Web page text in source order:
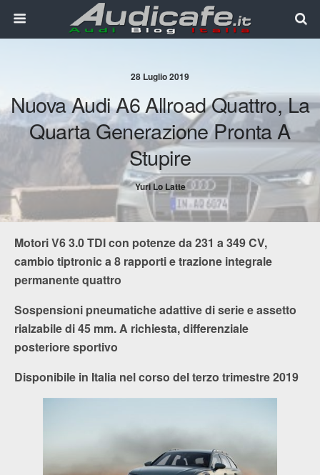
28 Luglio 2019
Nuova Audi A6 Allroad Quattro, La
Quarta Generazione Pronta A
Stupire
Yuri Lo Latte
Motori V6 3.0 TDI con potenze da 231 a 349 CV,
cambio tiptronic a 8 rapporti e trazione integrale
permanente quattro
Sospensioni pneumatiche adattive di serie e assetto
rialzabile di 45 mm. A richiesta, differenziale
posteriore sportivo
Disponibile in Italia nel corso del terzo trimestre 2019